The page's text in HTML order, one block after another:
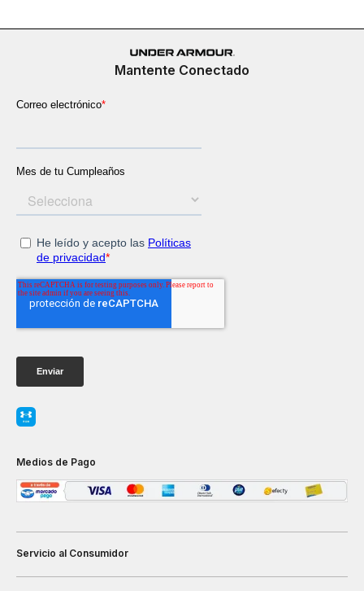
Mantente Conectado
Medios de Pago
Servicio al Consumidor